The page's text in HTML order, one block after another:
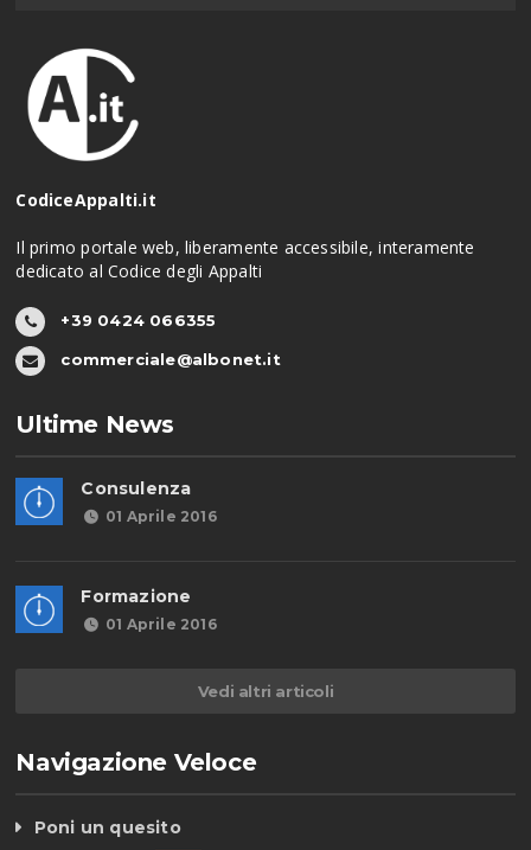
CodiceAppalti.it
Il primo portale web, liberamente accessibile, interamente
dedicato al Codice degli Appalti
+39 0424 066355
commerciale@albonet.it
Ultime News
Consulenza
01 Aprile 2016
Formazione
01 Aprile 2016
Vedi altri articoli
Navigazione Veloce
Poni un quesito